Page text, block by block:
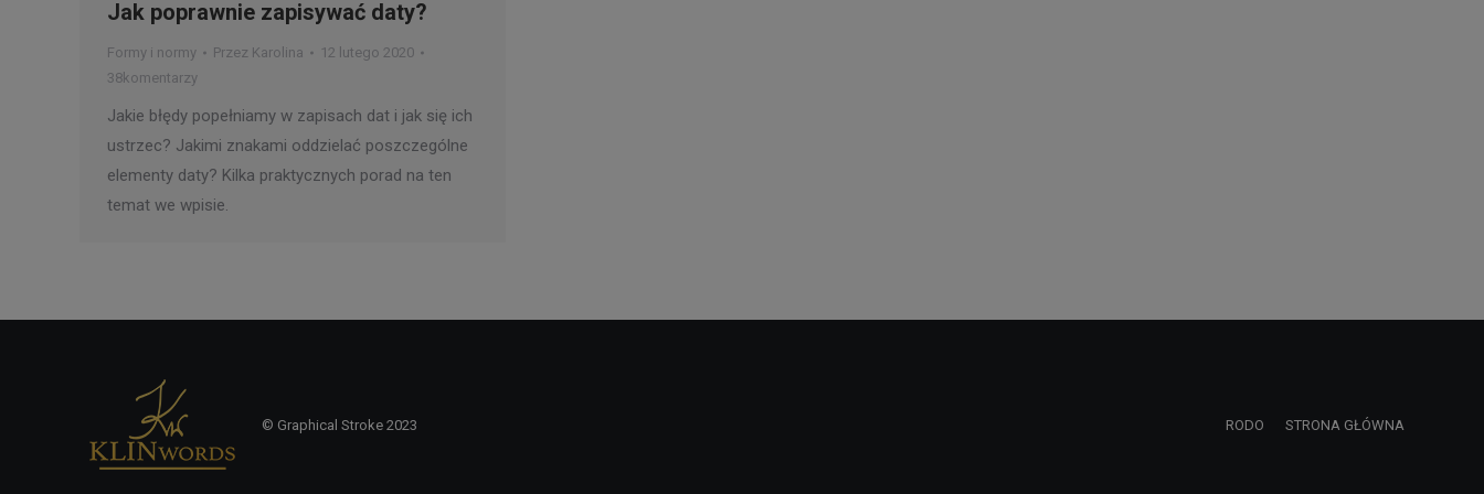
Jak poprawnie zapisywać daty?
Formy i normy Przez Karolina
12 lutego 2020
38komentarzy
Jakie błędy popełniamy w zapisach dat i jak się ich
ustrzec? Jakimi znakami oddzielać poszczególne
elementy daty? Kilka praktycznych porad na ten
temat we wpisie.
© Graphical Stroke 2023 RODO STRONA GŁÓWNA